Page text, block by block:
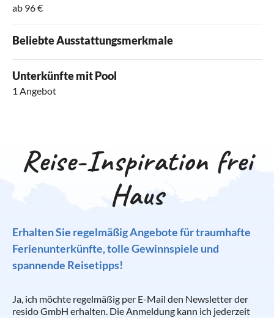
ab 96 €
Beliebte Ausstattungsmerkmale
Unterkünfte mit Pool
1 Angebot
Reise-Inspiration frei
Haus
Erhalten Sie regelmäßig Angebote für traumhafte
Ferienunterkünfte, tolle Gewinnspiele und
spannende Reisetipps!
Ja, ich möchte regelmäßig per E-Mail den Newsletter der
resido GmbH erhalten. Die Anmeldung kann ich jederzeit